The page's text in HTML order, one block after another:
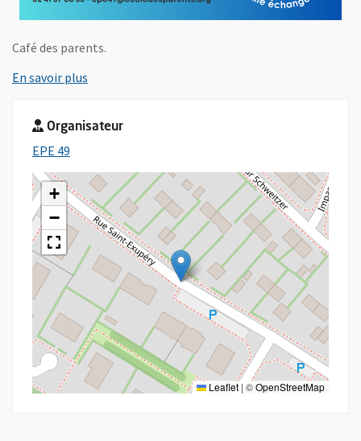
Café des parents.
En savoir plus
Organisateur
EPE 49
+
−
Leaflet | ©OpenStreetMap